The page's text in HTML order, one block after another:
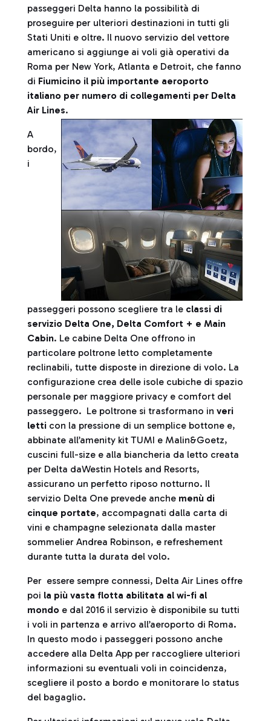
passeggeri Delta hanno la possibilità di
proseguire per ulteriori destinazioni in tutti gli
Stati Uniti e oltre. Il nuovo servizio del vettore
americano si aggiunge ai voli già operativi da
Roma per New York, Atlanta e Detroit, che fanno
di Fiumicino il più importante aeroporto
italiano per numero di collegamenti per Delta
Air Lines.
A
bordo,
i
passeggeri possono scegliere tra le classi di
servizio Delta One, Delta Comfort + e Main
Cabin. Le cabine Delta One offrono in
particolare poltrone letto completamente
reclinabili, tutte disposte in direzione di volo. La
configurazione crea delle isole cubiche di spazio
personale per maggiore privacy e comfort del
passeggero. Le poltrone si trasformano in veri
letti con la pressione di un semplice bottone e,
abbinate all’amenity kit TUMI e Malin&Goetz,
cuscini full-size e alla biancheria da letto creata
per Delta daWestin Hotels and Resorts,
assicurano un perfetto riposo notturno. Il
servizio Delta One prevede anche menù di
cinque portate, accompagnati dalla carta di
vini e champagne selezionata dalla master
sommelier Andrea Robinson, e refreshement
durante tutta la durata del volo.
Per essere sempre connessi, Delta Air Lines offre
poi la più vasta flotta abilitata al wi-fi al
mondo e dal 2016 il servizio è disponibile su tutti
i voli in partenza e arrivo all’aeroporto di Roma.
In questo modo i passeggeri possono anche
accedere alla Delta App per raccogliere ulteriori
informazioni su eventuali voli in coincidenza,
scegliere il posto a bordo e monitorare lo status
del bagaglio.